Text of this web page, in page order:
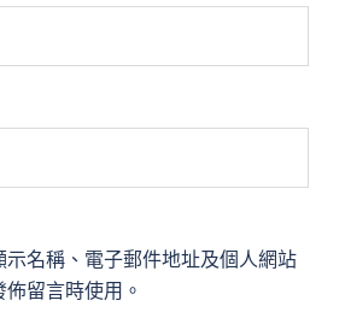
示名稱、電子郵件地址及個人網站
留言時使用。